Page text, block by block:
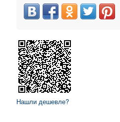
Нашли дешевле?